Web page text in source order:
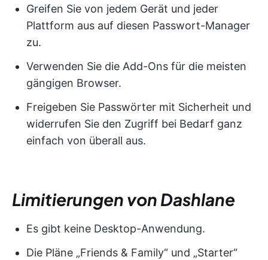
Greifen Sie von jedem Gerät und jeder
Plattform aus auf diesen Passwort-Manager
zu.
Verwenden Sie die Add-Ons für die meisten
gängigen Browser.
Freigeben Sie Passwörter mit Sicherheit und
widerrufen Sie den Zugriff bei Bedarf ganz
einfach von überall aus.
Limitierungen von Dashlane
Es gibt keine Desktop-Anwendung.
Die Pläne „Friends & Family“ und „Starter“